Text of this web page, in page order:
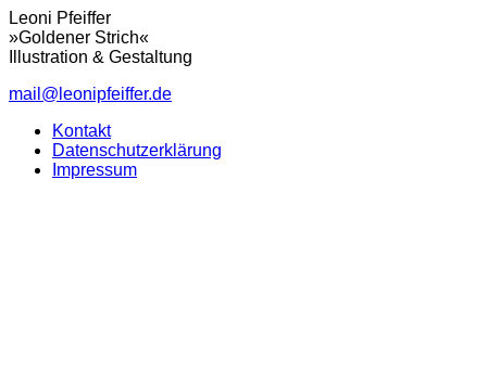
Leoni Pfeiffer
»Goldener Strich«
Illustration & Gestaltung
mail@leonipfeiffer.de
Kontakt
Datenschutzerklärung
Impressum